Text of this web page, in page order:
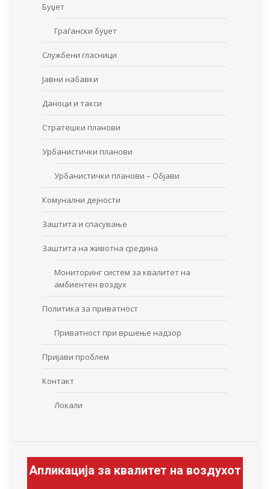
Буџет
Граѓански буџет
Службени гласници
Јавни набавки
Даноци и такси
Стратешки планови
Урбанистички планови
Урбанистички планови – Објави
Комунални дејности
Заштита и спасување
Заштита на животна средина
Мониторинг систем за квалитет на
амбиентен воздух
Политика за приватност
Приватност при вршење надзор
Пријави проблем
Контакт
Локали
Апликација за квалитет на воздухот